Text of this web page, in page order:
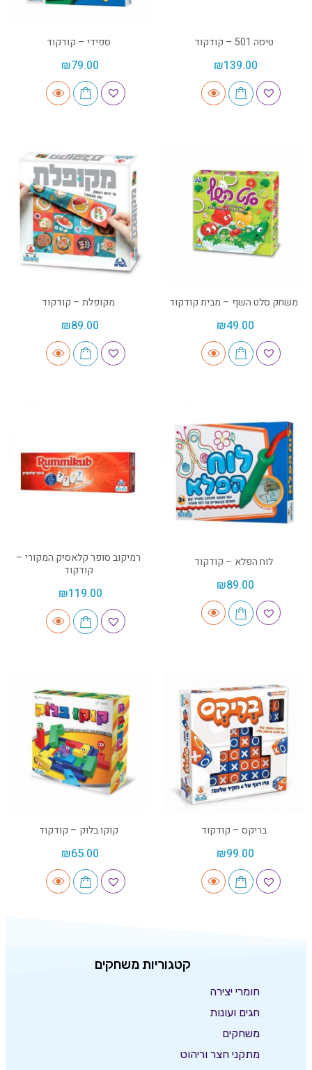
טיסה 501 – קודקוד
₪139.00
ספידי – קודקוד
₪79.00
משחק סלט השף – מבית קודקוד
₪49.00
מקופלת – קודקוד
₪89.00
לוח הפלא – קודקוד
₪89.00
רמיקוב סופר קלאסיק המקורי –
קודקוד
₪119.00
בריקס – קודקוד
₪99.00
קוקו בלוק – קודקוד
₪65.00
קטגוריות משחקים
חומרי יצירה
חגים ועונות
משחקים
מתקני חצר וריהוט